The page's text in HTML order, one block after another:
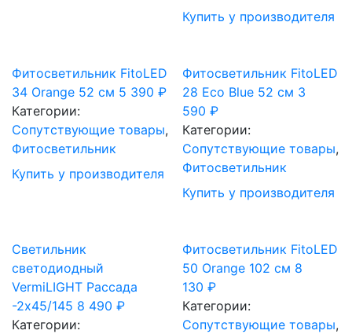
Купить у производителя
Фитосветильник FitoLED
34 Orange 52 см 5 390 ₽
Категории:
Сопутствующие товары,
Фитосветильник
Купить у производителя
Фитосветильник FitoLED
28 Eco Blue 52 см 3
590₽
Категории:
Сопутствующие товары,
Фитосветильник
Купить у производителя
Светильник
светодиодный
VermiLIGHT Рассада
-2х45/145 8 490 ₽
Категории:
Фитосветильник FitoLED
50 Orange 102 см 8
130₽
Категории:
Сопутствующие товары,